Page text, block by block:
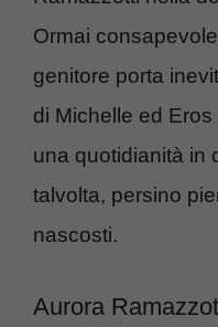
Ormai
genitore porta
di Michelle ed
una quotidianità in
talvolta, persino
nascosti.
Aurora